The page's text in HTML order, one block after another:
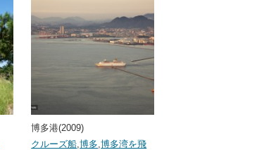
博多港(2009)
クルーズ船 ,博多 ,博多湾を飛